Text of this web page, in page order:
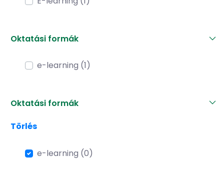
Oktatási formák
e-learning (1)
Oktatási formák
Törlés
e-learning (0)